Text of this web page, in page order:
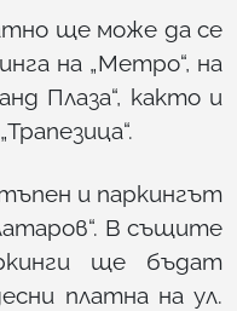
ще може да се
на „Метро“, на
Плаза“, както и
и паркингът
В същите
ще бъдат
платна на ул.